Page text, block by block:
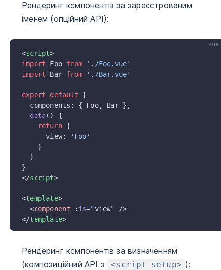
Рендеринг компонентів за зареєстрованим
іменем (опційний АРІ):
vue
<script>
import Foo from './Foo.vue'
import Bar from './Bar.vue'
export default {
  components: { Foo, Bar },
  data
() {
    return
{
      view:
'Foo'
    }
  }
}
</script>
<template>
  <
component : is="view"
/>
</template>
Рендеринг компонентів за визначенням
(композиційний АРІ з
<script setup> ):